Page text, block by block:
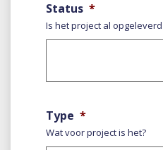
Status *
Is het project al
Type *
Wat voor project is het?